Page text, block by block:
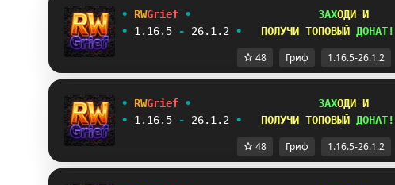
• RWGrief • ЗАХОДИ И
•
1.16.5 - 26.1.2 • ПОЛУЧИ ТОПОВЫЙ ДОНАТ!
48 Гриф 1.16.5-26.1.2
• RWGrief • ЗАХОДИ И
•
1.16.5 - 26.1.2 • ПОЛУЧИ ТОПОВЫЙ ДОНАТ!
48 Гриф 1.16.5-26.1.2